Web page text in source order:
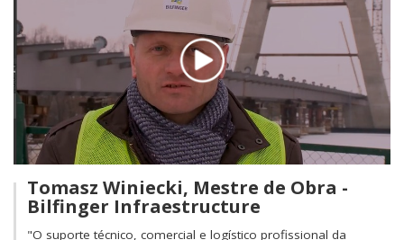
Tomasz Winiecki, Mestre de Obra -
Bilfinger Infraestructure
"O suporte técnico, comercial e logístico profissional da